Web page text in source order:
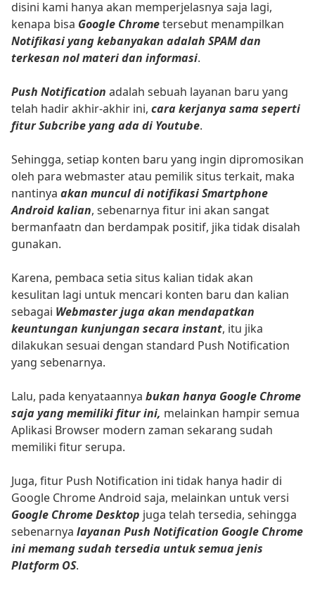
disini kami hanya akan memperjelasnya saja lagi,
kenapa bisa Google Chrometersebut menampilkan
Notifikasi yang kebanyakan adalah SPAM dan
terkesan nol materi dan informasi.
Push Notification adalah sebuah layanan baru yang
telah hadir akhir-akhir ini, cara kerjanya sama seperti
fitur Subcribe yang ada di Youtube.
Sehingga, setiap konten baru yang ingin dipromosikan
oleh para webmaster atau pemilik situs terkait, maka
nantinya akan muncul di notifikasi Smartphone
Android kalian, sebenarnya fitur ini akan sangat
bermanfaatn dan berdampak positif, jika tidak disalah
gunakan.
Karena, pembaca setia situs kalian tidak akan
kesulitan lagi untuk mencari konten baru dan kalian
sebagai Webmaster juga akan mendapatkan
keuntungan kunjungan secara instant, itu jika
dilakukan sesuai dengan standard Push Notification
yang sebenarnya.
Lalu, pada kenyataannya bukan hanya Google Chrome
saja yang memiliki fitur ini, melainkan hampir semua
Aplikasi Browser modern zaman sekarang sudah
memiliki fitur serupa.
Juga, fitur Push Notification ini tidak hanya hadir di
Google Chrome Android saja, melainkan untuk versi
Google Chrome Desktop juga telah tersedia, sehingga
sebenarnya layanan Push Notification Google Chrome
ini memang sudah tersedia untuk semua jenis
Platform OS.